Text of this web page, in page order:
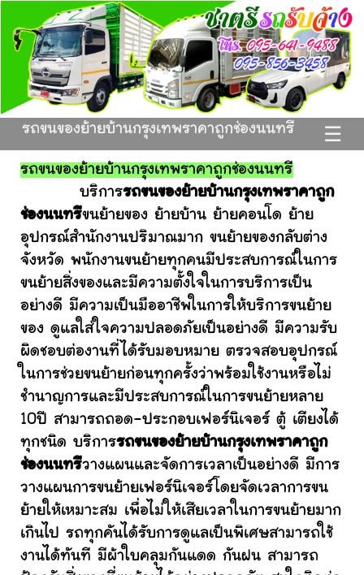
☰
รถขนของย้ายบ้านกรุงเทพราคาถูกช่องนนทรี
รถขนของย้ายบ้านกรุงเทพราคาถูกช่องนนทรี
บริการรถขนของย้ายบ้านกรุงเทพราคาถูก
ช่องนนทรีขนย้ายของ ย้ายบ้าน ย้ายคอนโด ย้าย
อุปกรณ์สำนักงานปริมาณมาก ขนย้ายของกลับต่าง
จังหวัด พนักงานขนย้ายทุกคนมีประสบการณ์ในการ
ขนย้ายสิ่งของและมีความตั้งใจในการบริการเป็น
อย่างดี มีความเป็นมืออาชีพในการให้บริการขนย้าย
ของ ดูแลใส่ใจความปลอดภัยเป็นอย่างดี มีความรับ
ผิดชอบต่องานที่ได้รับมอบหมาย ตรวจสอบอุปกรณ์
ในการช่วยขนย้ายก่อนทุกครั้งว่าพร้อมใช้งานหรือไม่
ชำนาญการและมีประสบการณ์ในการขนย้ายหลาย
10ปี สามารถถอด-ประกอบเฟอร์นิเจอร์ ตู้ เตียงได้
ทุกชนิด บริการรถขนของย้ายบ้านกรุงเทพราคาถูก
ช่องนนทรีวางแผนและจัดการเวลาเป็นอย่างดี มีการ
วางแผนการขนย้ายเฟอร์นิเจอร์โดยจัดเวลาการขน
ย้ายให้เหมาะสม เพื่อไม่ให้เสียเวลาในการขนย้ายมาก
เกินไป รถทุกคันได้รับการดูแลเป็นพิเศษสามารถใช้
งานได้ทันที มีผ้าใบคลุมกันแดด กันฝน สามารถ